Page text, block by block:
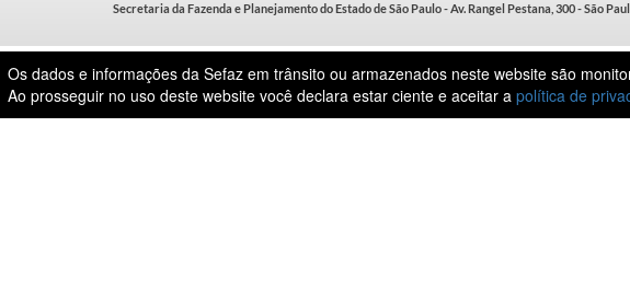
Secretaria da Fazenda e Planejamento do Estado de São Paulo - Av. Rangel Pestana, 300 - São
Os dados e informações da Sefaz em trânsito ou armazenados neste website são
Ao prosseguir no uso deste website você declara estar ciente e aceitar a política de